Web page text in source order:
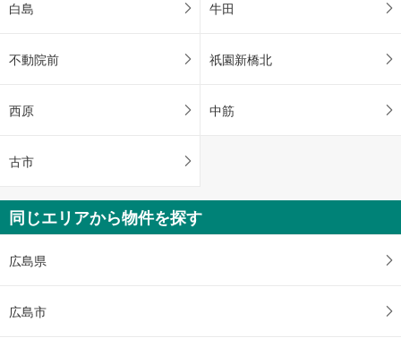
白島 牛田
不動院前 祇園新橋北
西原 中筋
古市
同じエリアから物件を探す
広島県
広島市